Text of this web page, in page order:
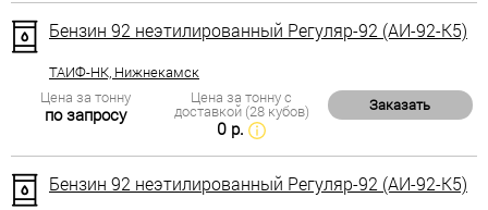
Бензин 92 неэтилированный Регуляр-92 (АИ-92-К5)
ТАИФ-НК, Нижнекамск
Цена за тонну
по запросу
Цена за тонну с
доставкой (28 кубов)
0 р.
Заказать
Бензин 92 неэтилированный Регуляр-92 (АИ-92-К5)